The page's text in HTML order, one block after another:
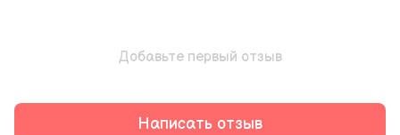
Добавьте первый отзыв
Написать отзыв